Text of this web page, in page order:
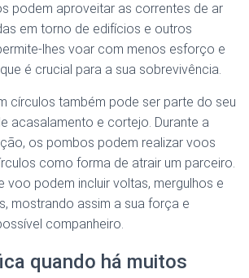
podem aproveitar as correntes de ar
em torno de edifícios e outros
lhes voar com menos esforço e
é crucial para a sua sobrevivência.
círculos também pode ser parte do seu
acasalamento e cortejo. Durante a
os pombos podem realizar voos
como forma de atrair um parceiro.
voo podem incluir voltas, mergulhos e
mostrando assim a sua força e
companheiro.
quando há muitos